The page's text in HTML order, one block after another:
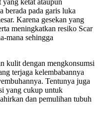
ketat ataupun
berada pada garis luka
Karena gesekan yang
meningkatkan resiko Scar
mana sehingga
kulit dengan mengkonsumsi
terjaga kelembabannya
Tentunya juga
yang cukup untuk
dan pemulihan tubuh